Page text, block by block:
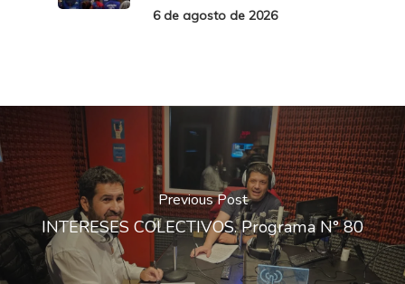
6 de agosto de 2026
Previous Post
INTERESES COLECTIVOS. Programa N° 80